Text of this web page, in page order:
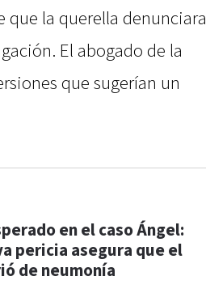
que la querella denunciara
El abogado de la
que sugerían un
en el caso Ángel:
pericia asegura que el
de neumonía